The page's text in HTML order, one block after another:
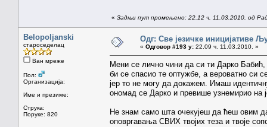
« Задњи пут промењено: 22.12 ч. 11.03.2010. од
Belopoljanski
староседелац
Ван мреже
Пол:
Организација:
Име и презиме:
Струка:
Поруке: 820
Одг: Све језичке иницијативе
« Одговор #193 у: 22.09 ч. 11.03.2010. »
Мени се лично чини да си ти Дарко
би се спасио те оптужбе, а вероватно си
јер то не могу да докажем. Имаш
ономад се Дарко и превише узнемирио на
Не знам само шта очекујеш да ћеш овим
оповргавања СВИХ твојих теза и твоје